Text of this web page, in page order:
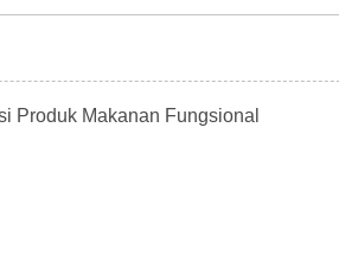
Produk Makanan Fungsional